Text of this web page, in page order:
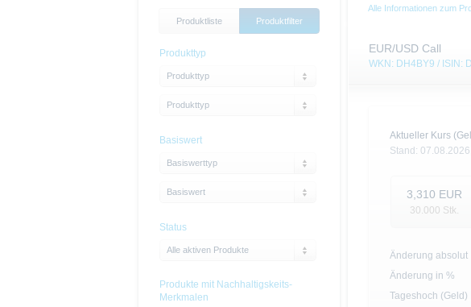
Alle Informationen zum
EUR/USD Call
WKN: DH4BY9 / ISIN:
Aktueller Kurs
Stand: 07.08.2026,
3,310 EUR
30.000 Stk.
Änderung absolut
Änderung in %
Tageshoch (Geld)
Produktliste Produktfilter
Produkttyp
Produkttyp
Produkttyp
Basiswert
Basiswerttyp
Basiswert
Status
Alle aktiven Produkte
Produkte mit Nachhaltigskeits-
Merkmalen